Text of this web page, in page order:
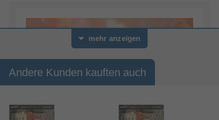
mehr anzeigen
Andere Kunden kauften auch